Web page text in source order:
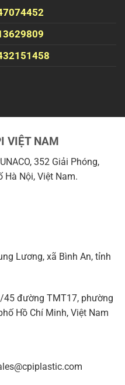
VIỆT NAM
352 Giải Phóng,
Hà Nội, Việt Nam.
Lương, xã Bình An, tỉnh
45 đường TMT17, phường
Hồ Chí Minh, Việt Nam